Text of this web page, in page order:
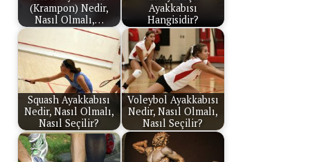
(Krampon) Nedir,
Nasıl Olmalı,…
Ayakkabısı
Hangisidir?
Squash Ayakkabısı
Nedir, Nasıl Olmalı,
Nasıl Seçilir?
Voleybol Ayakkabısı
Nedir, Nasıl Olmalı,
Nasıl Seçilir?